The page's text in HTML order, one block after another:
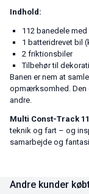
Indhold:
112 banedele
1 batteridrevet bil
2 friktionsbiler
Tilbehør til
Banen er nem at
opmærksomhed. Den
andre.
Multi Const-Track
teknik og fart – og
samarbejde og fantasi.
Andre kunder